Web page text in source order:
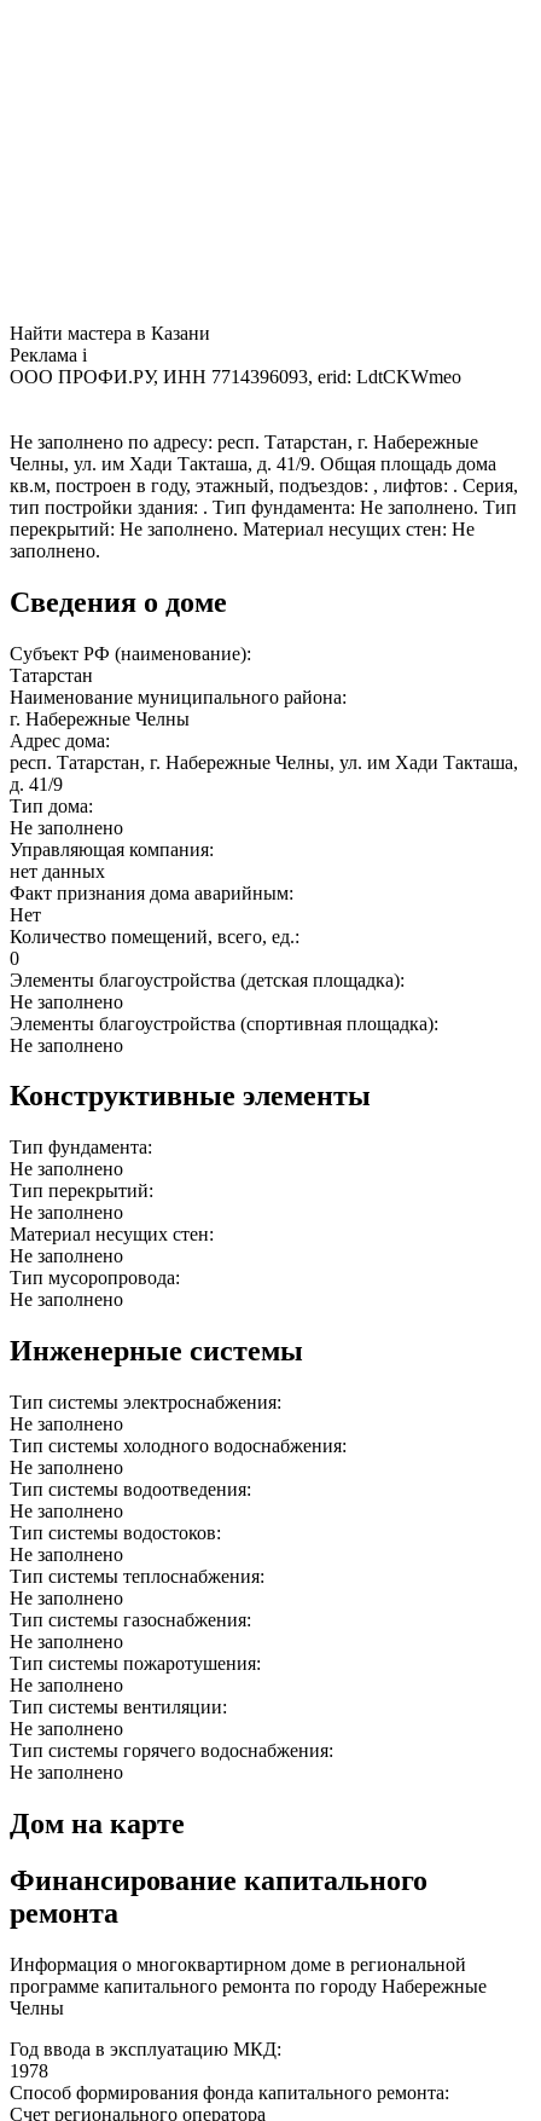
Найти мастера в Казани
Реклама i
ООО ПРОФИ.РУ, ИНН 7714396093, erid: LdtCKWmeo
Не заполнено по адресу: респ. Татарстан, г. Набережные
Челны, ул. им Хади Такташа, д. 41/9. Общая площадь дома
кв.м, построен в году, этажный, подъездов: , лифтов: . Серия,
тип постройки здания: . Тип фундамента: Не заполнено. Тип
перекрытий: Не заполнено. Материал несущих стен: Не
заполнено.
Сведения о доме
Субъект РФ (наименование):
Татарстан
Наименование муниципального района:
г. Набережные Челны
Адрес дома:
респ. Татарстан, г. Набережные Челны, ул. им Хади Такташа,
д. 41/9
Тип дома:
Не заполнено
Управляющая компания:
нет данных
Факт признания дома аварийным:
Нет
Количество помещений, всего, ед.:
0
Элементы благоустройства (детская площадка):
Не заполнено
Элементы благоустройства (спортивная площадка):
Не заполнено
Конструктивные элементы
Тип фундамента:
Не заполнено
Тип перекрытий:
Не заполнено
Материал несущих стен:
Не заполнено
Тип мусоропровода:
Не заполнено
Инженерные системы
Тип системы электроснабжения:
Не заполнено
Тип системы холодного водоснабжения:
Не заполнено
Тип системы водоотведения:
Не заполнено
Тип системы водостоков:
Не заполнено
Тип системы теплоснабжения:
Не заполнено
Тип системы газоснабжения:
Не заполнено
Тип системы пожаротушения:
Не заполнено
Тип системы вентиляции:
Не заполнено
Тип системы горячего водоснабжения:
Не заполнено
Дом на карте
Финансирование капитального
ремонта
Информация о многоквартирном доме в региональной
программе капитального ремонта по городу Набережные
Челны
Год ввода в эксплуатацию МКД:
1978
Способ формирования фонда капитального ремонта:
Счет регионального оператора